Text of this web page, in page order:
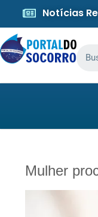
Notícias
Mulher